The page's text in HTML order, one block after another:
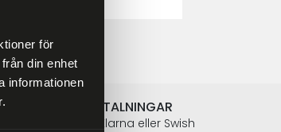
för
din enhet
informationen
SÄKRA BETALNINGAR
Betalkort, Klarna eller Swish